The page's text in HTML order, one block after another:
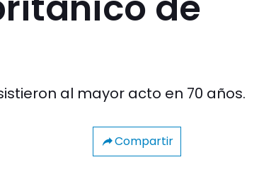
al mayor acto en 70 años.
Compartir